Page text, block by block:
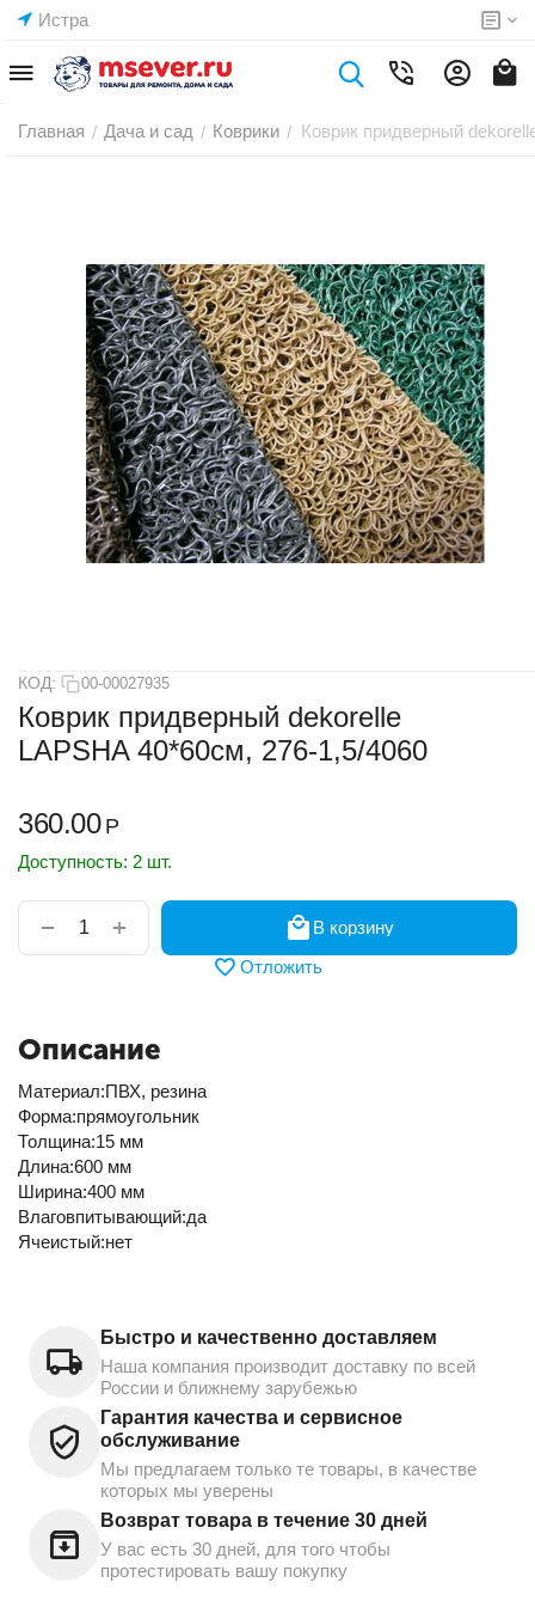
Истра
Главная / Дача и сад / Коврики / Коврик придверный
КОД: 00-00027935
Коврик придверный dekorelle
LAPSHA 40*60см, 276-1,5/4060
360.00 Р
Доступность: 2 шт.
+
−
В корзину
Отложить
Описание
Материал:ПВХ, резина
Форма:прямоугольник
Толщина:15 мм
Длина:600 мм
Ширина:400 мм
Влаговпитывающий:да
Ячеистый:нет
Быстро и качественно доставляем
Наша компания производит доставку по всей
России и ближнему зарубежью
Гарантия качества и сервисное
обслуживание
Мы предлагаем только те товары, в качестве
которых мы уверены
Возврат товара в течение 30 дней
У вас есть 30 дней, для того чтобы
протестировать вашу покупку